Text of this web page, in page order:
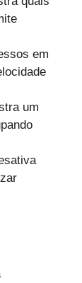
em
um